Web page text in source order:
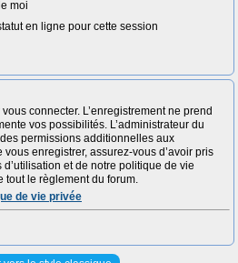
moi
en ligne pour cette session
connecter. L’enregistrement ne prend
vos possibilités. L’administrateur du
permissions additionnelles aux
enregistrer, assurez-vous d’avoir pris
et de notre politique de vie
tout le règlement du forum.
de vie privée